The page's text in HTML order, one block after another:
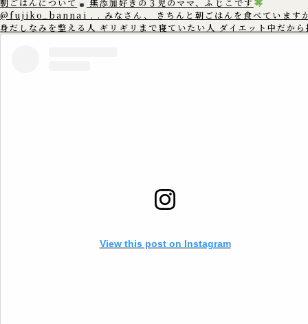
@fujiko_bannai . . みなさん、 きちんと朝ごはんを食べていますか？
身だしなみを整える人 ギリギリまで寝ていたい人 ダイエット中だか
てしまう人 もしかすると 朝ごはんを抜いてしまう人は 多いかもしれ
#ゆる無添加 #添加物不使用 #添加物なし #オーガニック #オーガニッ
View this post on Instagram